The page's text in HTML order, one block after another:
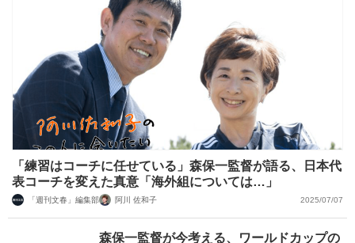
「練習はコーチに任せている」森保一監督が語る、日本代
表コーチを変えた真意「海外組については…」
「週刊文春」編集部 阿川 佐和子 2025/07/07
森保一監督が今考える、ワールドカップの